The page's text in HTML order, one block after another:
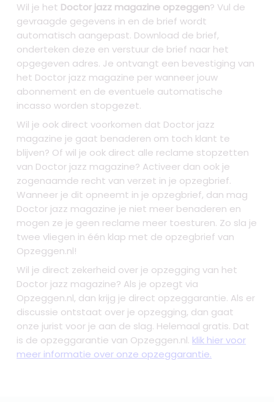
Wil je het Doctor jazz magazine opzeggen? Vul de
gevraagde gegevens in en de brief wordt
automatisch aangepast. Download de brief,
onderteken deze en verstuur de brief naar het
opgegeven adres. Je ontvangt een bevestiging van
het Doctor jazz magazine per wanneer jouw
abonnement en de eventuele automatische
incasso worden stopgezet.
Wil je ook direct voorkomen dat Doctor jazz
magazine je gaat benaderen om toch klant te
blijven? Of wil je ook direct alle reclame stopzetten
van Doctor jazz magazine? Activeer dan ook je
zogenaamde recht van verzet in je opzegbrief.
Wanneer je dit opneemt in je opzegbrief, dan mag
Doctor jazz magazine je niet meer benaderen en
mogen ze je geen reclame meer toesturen. Zo sla je
twee vliegen in één klap met de opzegbrief van
Opzeggen.nl!
Wil je direct zekerheid over je opzegging van het
Doctor jazz magazine? Als je opzegt via
Opzeggen.nl, dan krijg je direct opzeggarantie. Als er
discussie ontstaat over je opzegging, dan gaat
onze jurist voor je aan de slag. Helemaal gratis. Dat
is de opzeggarantie van Opzeggen.nl. klik hier voor
meer informatie over onze opzeggarantie.